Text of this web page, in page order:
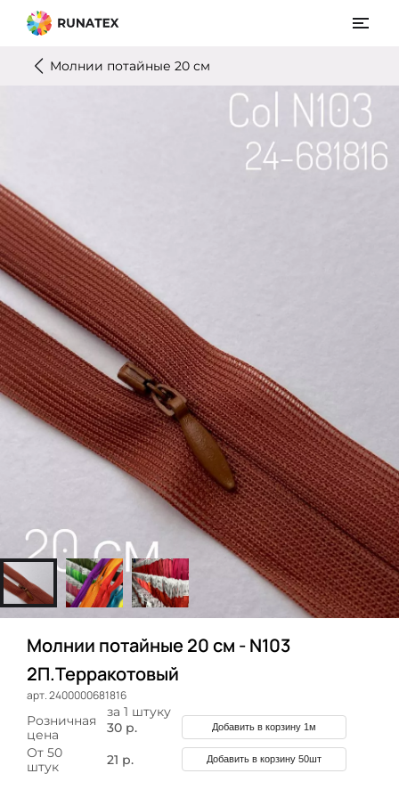
Молнии потайные 20 см
Молнии потайные 20 см - N103
2П.Терракотовый
арт. 2400000681816
за 1 штуку
Розничная
цена
30 р. Добавить в корзину 1м
От 50
штук
21 р. Добавить в корзину 50шт